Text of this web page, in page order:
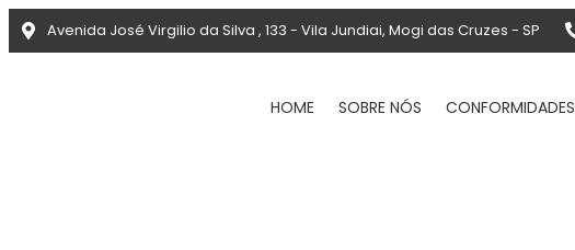
Avenida José Virgilio da Silva , 133 - Vila Jundiai, Mogi das Cruzes - SP
HOME SOBRE NÓS CONFORMIDADES